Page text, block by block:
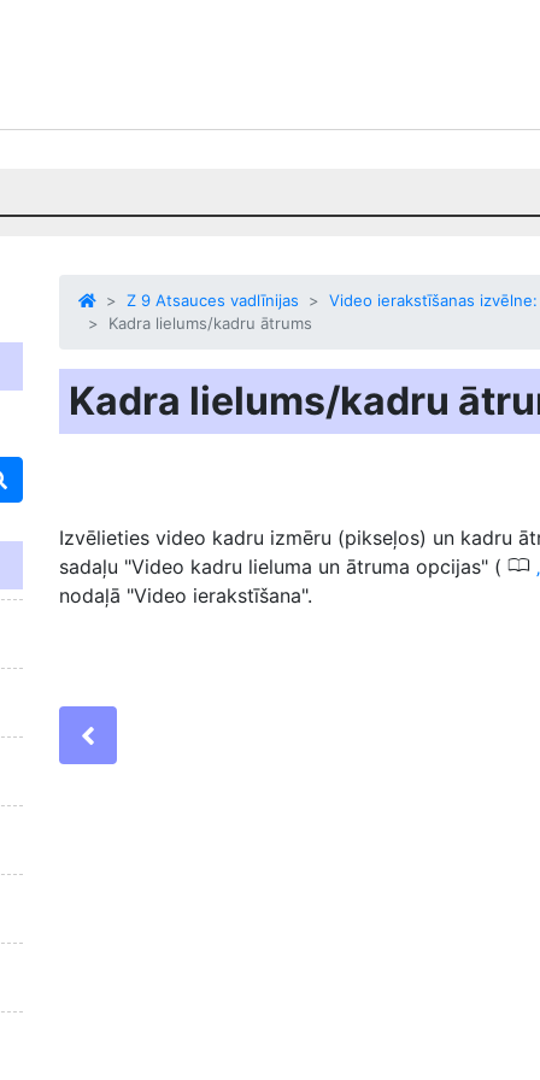
Z 9 Atsauces vadlīnijas
Video ierakstīšanas
Kadra lielums/kadru ātrums
Kadra lielums/kadru
Izvēlieties video kadru izmēru (pikseļos) un kadru
sadaļu "Video kadru lieluma un ātruma opcijas" ( 0
nodaļā "Video ierakstīšana".